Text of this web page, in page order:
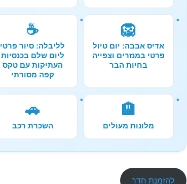
🦁
אדיס אבבה: יום טיול
פרטי במנזרים וצפייה
בחיות הבר
☕
לליבלה: סיור פרטי
ליום שלם בכנסיות
העתיקות עם טקס
קפה מסורתי
🏨
מלונות מעולים
🚗
השכרת רכב
להזמנת חדר